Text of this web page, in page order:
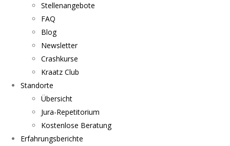
Stellenangebote
FAQ
Blog
Newsletter
Crashkurse
Kraatz Club
Standorte
Übersicht
Jura-Repetitorium
Kostenlose Beratung
Erfahrungsberichte